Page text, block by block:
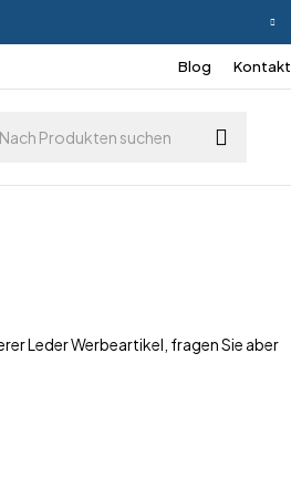
Blog Kontakt
Leder Werbeartikel, fragen Sie aber